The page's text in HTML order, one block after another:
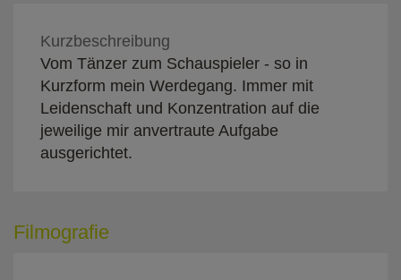
Kurzbeschreibung
Vom Tänzer zum Schauspieler - so in
Kurzform mein Werdegang. Immer mit
Leidenschaft und Konzentration auf die
jeweilige mir anvertraute Aufgabe
ausgerichtet.
Filmografie